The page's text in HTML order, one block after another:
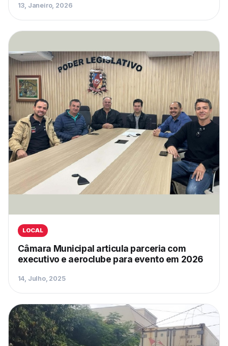
13, Janeiro, 2026
LOCAL
Câmara Municipal articula parceria com
executivo e aeroclube para evento em 2026
14, Julho, 2025